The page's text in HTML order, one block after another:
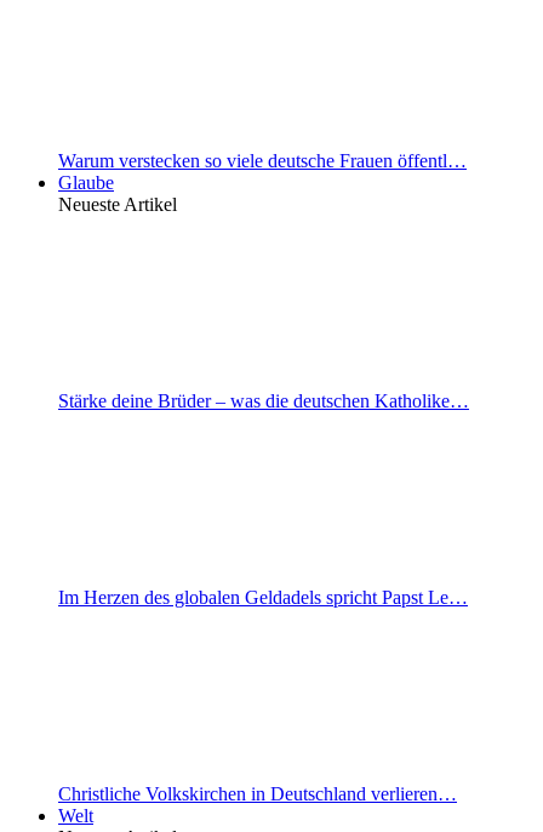
Warum verstecken so viele deutsche Frauen öffentl…
Glaube
Neueste Artikel
Stärke deine Brüder – was die deutschen Katholike…
Im Herzen des globalen Geldadels spricht Papst Le…
Christliche Volkskirchen in Deutschland verlieren…
Welt